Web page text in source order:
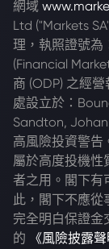
網域
Ltd ("Markets
理，執照證號為
(Financial
商 (ODP) 之經
處設立於：
Sandton,
高風險投資警告
屬於高度投機性
者之用。閣下有
此，閣下不應
完全明白保證金
的
《風險披露聲